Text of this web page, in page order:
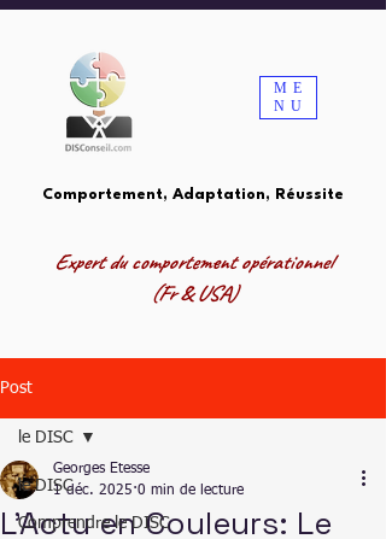
ME
NU
Comportement, Adaptation, Réussite
Expert du comportement opérationnel
(Fr & USA)
Post
le DISC
Comprendre le DISC
le DISC
L'Actu en Couleurs: Le
Georges Etesse
1 déc. 2025 0 min de lecture